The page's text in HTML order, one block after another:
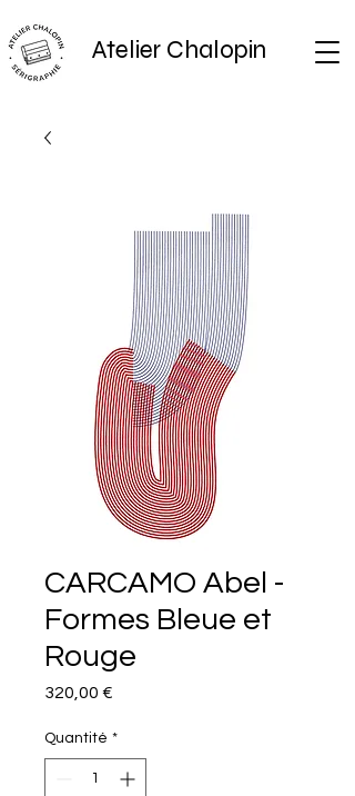
Atelier Chalopin
CARCAMO Abel -
Formes Bleue et
Rouge
320,00 €
Quantité *